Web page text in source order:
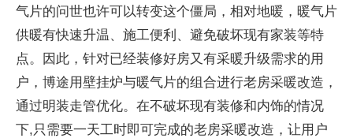
气片的问世也许可以转变这个僵局，相对地暖，暖气片
供暖有快速升温、施工便利、避免破坏现有家装等特
点。因此，针对已经装修好房又有采暖升级需求的用
户，博途用壁挂炉与暖气片的组合进行老房采暖改造，
通过明装走管优化。在不破坏现有装修和内饰的情况
下,只需要一天工时即可完成的老房采暖改造，让用户